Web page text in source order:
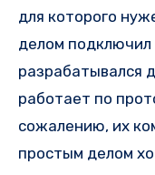
для которого
делом
разрабатывался
работает по
сожалению, их
простым делом